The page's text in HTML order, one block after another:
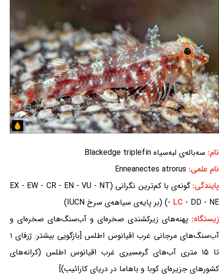
نام: سه‌باله‌ی لبه‌سیاه Blackedge triplefin
نام علمی: Enneanectes atrorus
پایندگی:
گونه‌ی با کم‌ترین نگرانی (EX - EW - CR - EN - VU - NT
- LC - DD - NE) (بر پایه‌ی سیاهه‌ی سرخ IUCN)
زیستگاه: پهنه‌های زیرکشندی صخره‌ای و آب‌سنگ‌های صخره‌ای و
آب‌سنگ‌های مرجانی غرب اقیانوس اطلس [بازگویی بیشتر: ژرفای ۱
تا ۱۵ متری آب‌های گرمسیری غرب اقیانوس اطلس (کرانه‌های
کشورهای جزیره‌ای کوبا و باهاما در دریای کارائیب)]